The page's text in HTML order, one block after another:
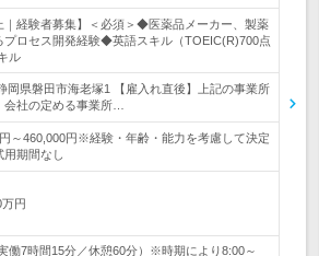
｜経験者募集】＜必須＞◆医薬品メーカー、製薬
プロセス開発経験◆英語スキル（TOEIC(R)700点
ル
岡県磐田市海老塚1 【雇入れ直後】上記の事業所
会社の定める事業所…
～460,000円※経験・年齢・能力を考慮して決定
期間なし
円
働7時間15分／休憩60分）※時期により8:00～